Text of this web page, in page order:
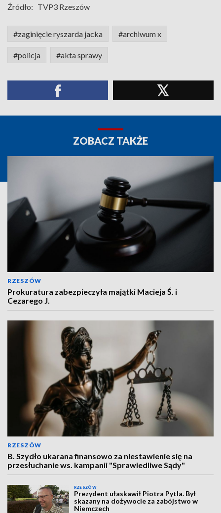
Źródło: TVP3 Rzeszów
#zaginięcie ryszarda jacka #archiwum x
#policja #akta sprawy
ZOBACZ TAKŻE
RZESZÓW
Prokuratura zabezpieczyła majątki Macieja Ś. i
Cezarego J.
RZESZÓW
B. Szydło ukarana finansowo za niestawienie się na
przesłuchanie ws. kampanii "Sprawiedliwe Sądy"
RZESZÓW
Prezydent ułaskawił Piotra Pytla. Był
skazany na dożywocie za zabójstwo w
Niemczech